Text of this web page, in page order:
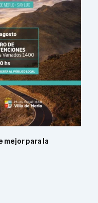
mejor para la